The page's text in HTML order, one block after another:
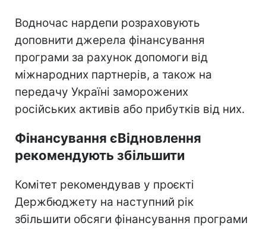
Водночас нардепи розраховують
доповнити джерела фінансування
програми за рахунок допомоги від
міжнародних партнерів, а також на
передачу Україні заморожених
російських активів або прибутків від них.
Фінансування єВідновлення
рекомендують збільшити
Комітет рекомендував у проєкті
Держбюджету на наступний рік
збільшити обсяги фінансування програми